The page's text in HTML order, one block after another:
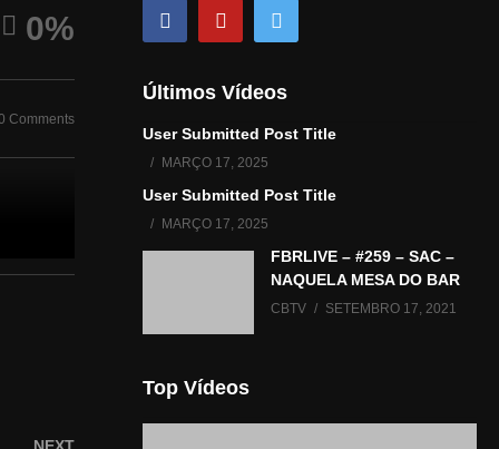
Romanelli
0%
Comments
NEXT
Últimos Vídeos
User Submitted Post Title
MARÇO 17, 2025
User Submitted Post Title
MARÇO 17, 2025
FBRLIVE – #259 – SAC –
NAQUELA MESA DO BAR
CBTV SETEMBRO 17, 2021
Top Vídeos